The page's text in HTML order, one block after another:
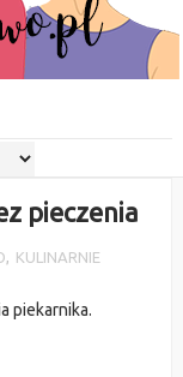
pieczenia
, KULINARNIE
piekarnika.